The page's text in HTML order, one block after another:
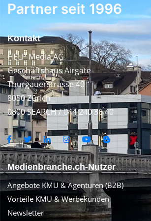
Partner seit 1996
Kontakt
HELP Media AG
Geschäftshaus Airgate
Thurgauerstrasse 40
8050 Zürich
0800 SEARCH / 044 240 36 40
Medienbranche.ch-Nutzer
Angebote KMU & Agenturen (B2B)
Vorteile KMU & Werbekunden
Newsletter